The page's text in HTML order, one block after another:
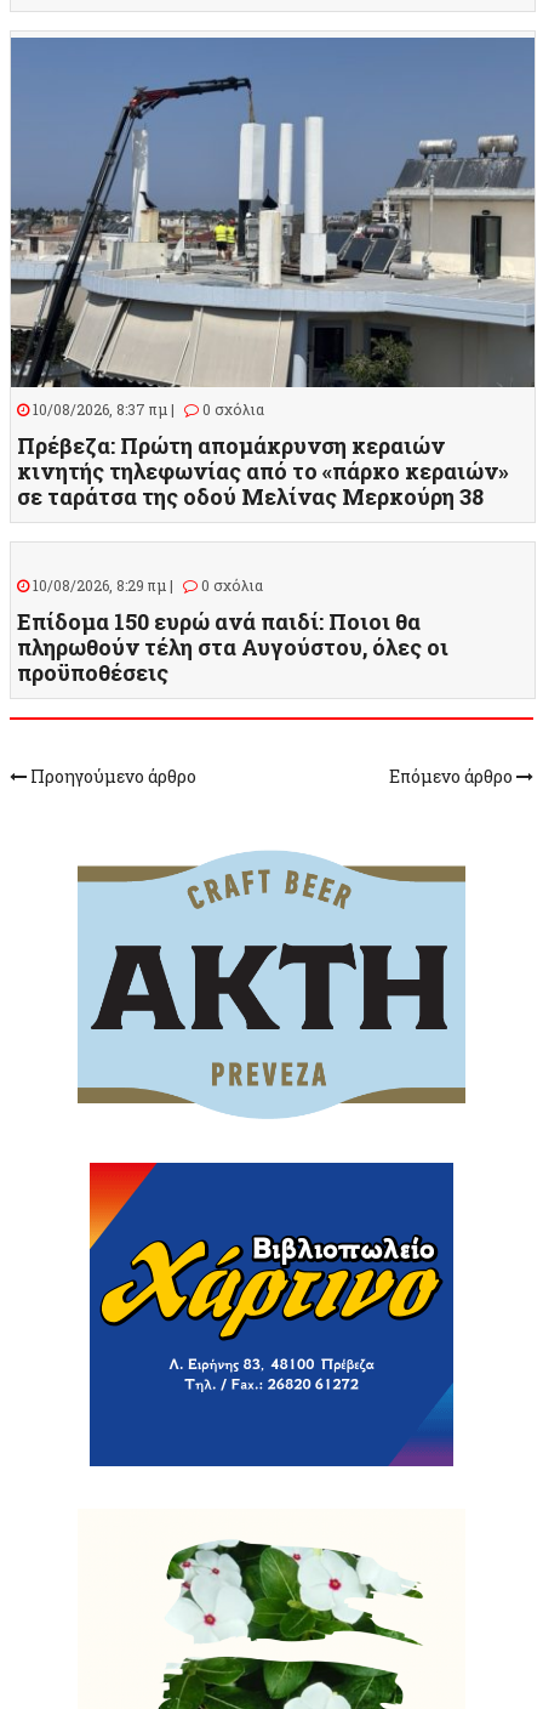
10/08/2026, 8:37 πμ | 0 σχόλια
Πρέβεζα: Πρώτη απομάκρυνση κεραιών
κινητής τηλεφωνίας από το «πάρκο κεραιών»
σε ταράτσα της οδού Μελίνας Μερκούρη 38
10/08/2026, 8:29 πμ | 0 σχόλια
Επίδομα 150 ευρώ ανά παιδί: Ποιοι θα
πληρωθούν τέλη στα Αυγούστου, όλες οι
προϋποθέσεις
Προηγούμενο άρθρο Επόμενο άρθρο